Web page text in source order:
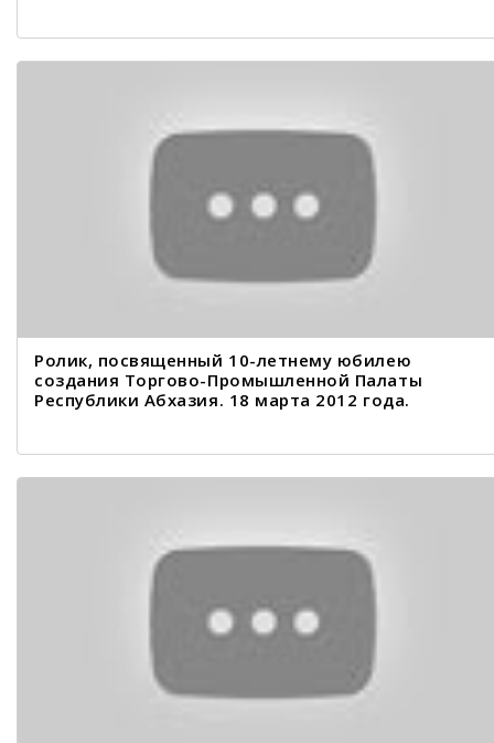
Ролик, посвященный 10-летнему юбилею
создания Торгово-Промышленной Палаты
Республики Абхазия. 18 марта 2012 года.